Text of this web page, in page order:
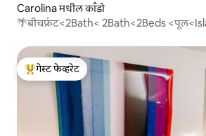
Carolina मधील काँडो
🌴बीचफ्रंट<2Bath< 2Bath<2Beds
टॉप गेस्ट फेव्हरेट
गेस्ट फेव्हरेट